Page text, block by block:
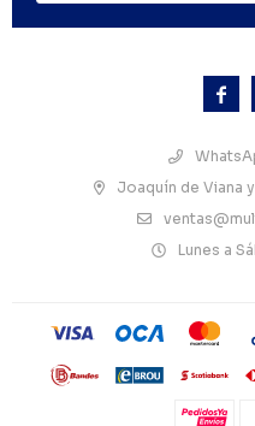

Joaquín de Viana
Lunes a